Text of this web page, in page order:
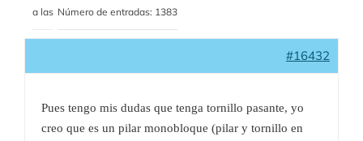
a las Número de entradas: 1383
#16432
Pues tengo mis dudas que tenga tornillo pasante, yo
creo que es un pilar monobloque (pilar y tornillo en